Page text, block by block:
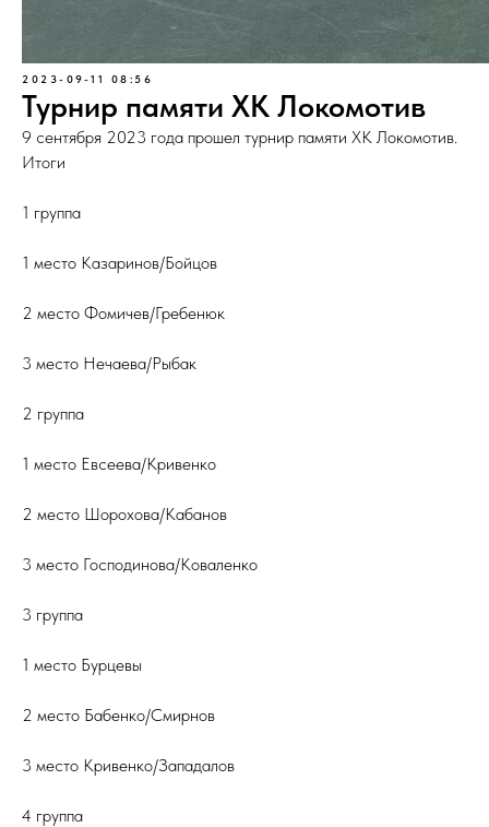
2023-09-11 08:56
Турнир памяти ХК Локомотив
9 сентября 2023 года прошел турнир памяти ХК Локомотив.
Итоги
1 группа
1 место Казаринов/Бойцов
2 место Фомичев/Гребенюк
3 место Нечаева/Рыбак
2 группа
1 место Евсеева/Кривенко
2 место Шорохова/Кабанов
3 место Господинова/Коваленко
3 группа
1 место Бурцевы
2 место Бабенко/Смирнов
3 место Кривенко/Западалов
4 группа